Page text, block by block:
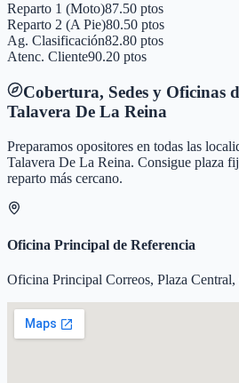
Reparto 1 (Moto)87.50 ptos
Reparto 2 (A Pie)80.50 ptos
Ag. Clasificación82.80 ptos
Atenc. Cliente90.20 ptos
Cobertura, Sedes y Oficinas
Talavera De La Reina
Preparamos opositores en todas las
Talavera De La Reina. Consigue plaza
reparto más cercano.
Oficina Principal de Referencia
Oficina Principal Correos, Plaza